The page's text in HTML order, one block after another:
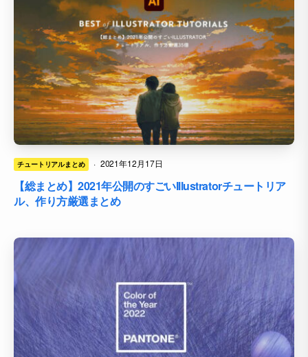
チュートリアルまとめ · 2021年12月17日
【総まとめ】2021年公開のすごいIllustratorチュートリア
ル、作り方厳選まとめ